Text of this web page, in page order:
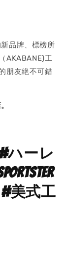
品牌、標榜所
AKABANE)工
朋友絶不可錯
ハーレ
#美式工